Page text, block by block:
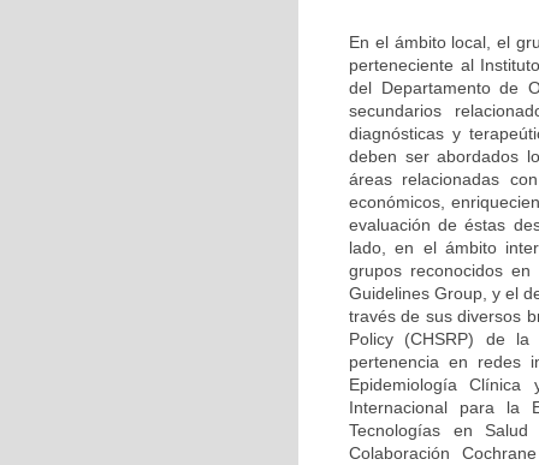
En el ámbito local, el
perteneciente al
del Departamento de
secundarios
diagnósticas y
deben ser abordados
áreas relacionadas
económicos,
evaluación de éstas
lado, en el ámbito
grupos reconocidos
Guidelines Group, y el
través de sus diversos
Policy (CHSRP) de
pertenencia en redes
Epidemiología
Internacional para la
Tecnologías en
Colaboración